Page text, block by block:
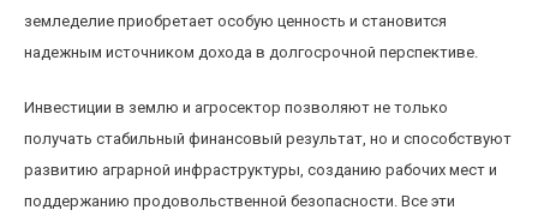
земледелие приобретает особую ценность и становится
надежным источником дохода в долгосрочной перспективе.
Инвестиции в землю и агросектор позволяют не только
получать стабильный финансовый результат, но и способствуют
развитию аграрной инфраструктуры, созданию рабочих мест и
поддержанию продовольственной безопасности. Все эти